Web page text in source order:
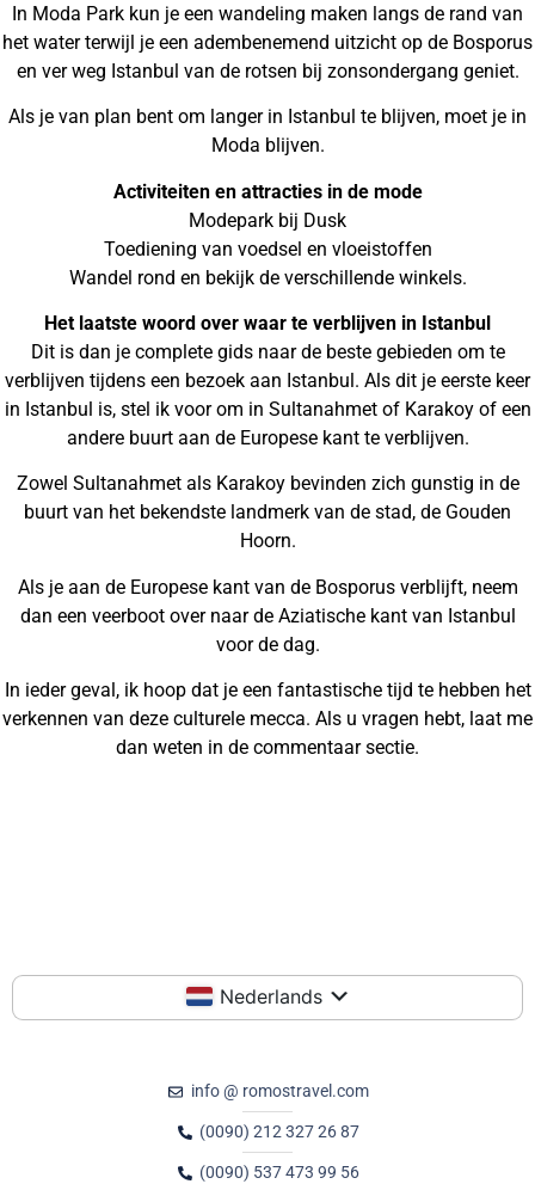
In Moda Park kun je een wandeling maken langs de rand van
het water terwijl je een adembenemend uitzicht op de Bosporus
en ver weg Istanbul van de rotsen bij zonsondergang geniet.
Als je van plan bent om langer in Istanbul te blijven, moet je in
Moda blijven.
Activiteiten en attracties in de mode
Modepark bij Dusk
Toediening van voedsel en vloeistoffen
Wandel rond en bekijk de verschillende winkels.
Het laatste woord over waar te verblijven in Istanbul
Dit is dan je complete gids naar de beste gebieden om te
verblijven tijdens een bezoek aan Istanbul. Als dit je eerste keer
in Istanbul is, stel ik voor om in Sultanahmet of Karakoy of een
andere buurt aan de Europese kant te verblijven.
Zowel Sultanahmet als Karakoy bevinden zich gunstig in de
buurt van het bekendste landmerk van de stad, de Gouden
Hoorn.
Als je aan de Europese kant van de Bosporus verblijft, neem
dan een veerboot over naar de Aziatische kant van Istanbul
voor de dag.
In ieder geval, ik hoop dat je een fantastische tijd te hebben het
verkennen van deze culturele mecca. Als u vragen hebt, laat me
dan weten in de commentaar sectie.
Nederlands
info @ romostravel.com
(0090) 212 327 26 87
(0090) 537 473 99 56